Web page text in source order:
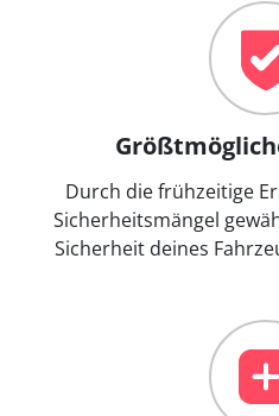
Durch die frühzeitige
Sicherheitsmängel
Sicherheit deines